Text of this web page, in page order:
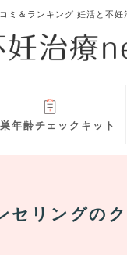
ミ＆ランキング 妊活と不
年齢チェックキット
セリングの